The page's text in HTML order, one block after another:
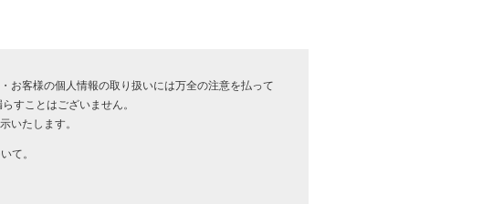
お客様の個人情報の取り扱いには万全の注意を払って
すことはございません。
いたします。
て。